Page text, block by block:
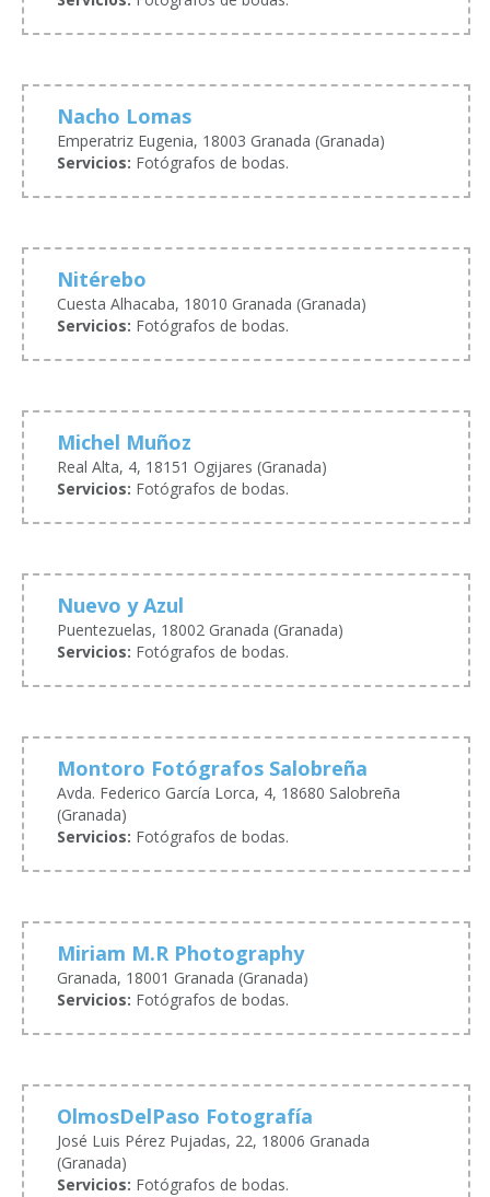
Nacho Lomas
Emperatriz Eugenia, 18003 Granada (Granada)
Servicios: Fotógrafos de bodas.
Nitérebo
Cuesta Alhacaba, 18010 Granada (Granada)
Servicios: Fotógrafos de bodas.
Michel Muñoz
Real Alta, 4, 18151 Ogijares (Granada)
Servicios: Fotógrafos de bodas.
Nuevo y Azul
Puentezuelas, 18002 Granada (Granada)
Servicios: Fotógrafos de bodas.
Montoro Fotógrafos Salobreña
Avda. Federico García Lorca, 4, 18680 Salobreña
(Granada)
Servicios: Fotógrafos de bodas.
Miriam M.R Photography
Granada, 18001 Granada (Granada)
Servicios: Fotógrafos de bodas.
OlmosDelPaso Fotografía
José Luis Pérez Pujadas, 22, 18006 Granada
(Granada)
Servicios: Fotógrafos de bodas.